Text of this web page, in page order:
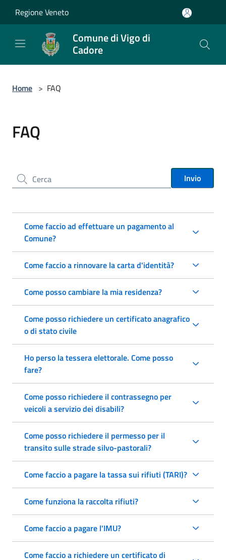
Regione Veneto
Comune di Vigo di
Cadore
Home > FAQ
FAQ
Cerca nel sito Invio
Come faccio ad effettuare un pagamento al
Comune?
Come faccio a rinnovare la carta d'identità?
Come posso cambiare la mia residenza?
Come posso richiedere un certificato anagrafico
o di stato civile
Ho perso la tessera elettorale. Come posso
fare?
Come posso richiedere il contrassegno per
veicoli a servizio dei disabili?
Come posso richiedere il permesso per il
transito sulle strade silvo-pastorali?
Come faccio a pagare la tassa sui rifiuti (TARI)?
Come funziona la raccolta rifiuti?
Come faccio a pagare l'IMU?
Come faccio a richiedere un certificato di